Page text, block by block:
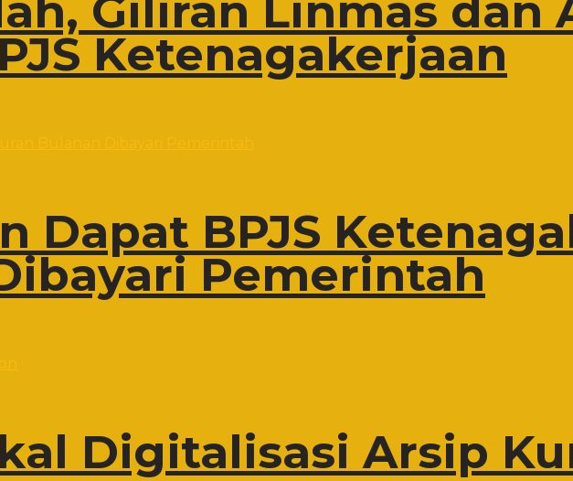
Giliran Linmas dan
Ketenagakerjaan
Dapat BPJS
Pemerintah
Digitalisasi Arsip